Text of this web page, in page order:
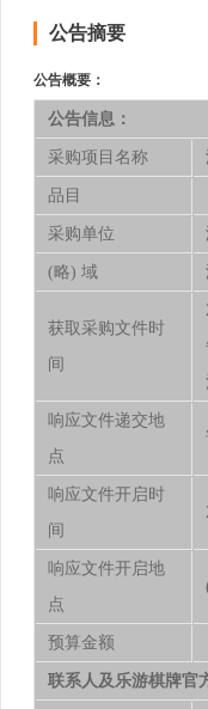
公告摘要
公告概要：
公告信息：
采购项目名称
品目
采购单位
(略) 域
获取采购文件时
间
响应文件递交地
点
响应文件开启时
间
响应文件开启地
点
预算金额
联系人及乐游棋牌官